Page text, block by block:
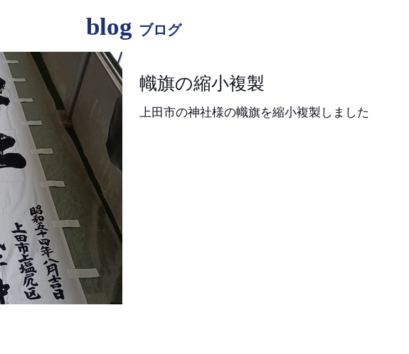
blog ブログ
幟旗の縮小複製
上田市の神社様の幟旗を縮小複製しました